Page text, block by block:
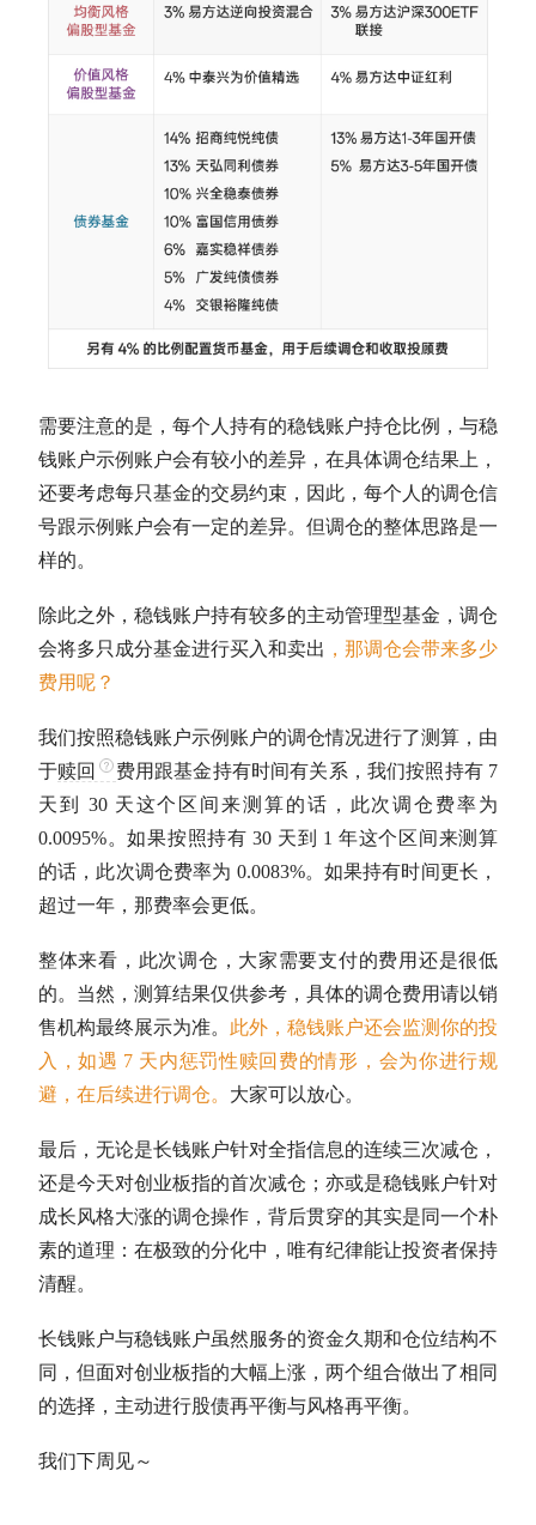
需要注意的是，每个人持有的稳钱账户持仓比例，与稳
钱账户示例账户会有较小的差异，在具体调仓结果上，
还要考虑每只基金的交易约束，因此，每个人的调仓信
号跟示例账户会有一定的差异。但调仓的整体思路是一
样的。
除此之外，稳钱账户持有较多的主动管理型基金，调仓
会将多只成分基金进行买入和卖出 ，那调仓会带来多少
费用呢？
我们按照稳钱账户示例账户的调仓情况进行了测算，由
于赎回
费用跟基金持有时间有关系，我们按照持有 7
天到 30 天这个区间来测算的话，此次调仓费率为
0.0095%。如果按照持有 30 天到 1 年这个区间来测算
的话，此次调仓费率为 0.0083%。如果持有时间更长，
超过一年，那费率会更低。
整体来看，此次调仓，大家需要支付的费用还是很低
的。当然，测算结果仅供参考，具体的调仓费用请以销
售机构最终展示为准。 此外，稳钱账户还会监测你的投
入，如遇 7 天内惩罚性赎回 费的情形，会为你进行规
避，在后续进行调仓。 大家可以放心。
最后，无论是长钱账户针对全指信息的连续三次减仓，
还是今天对创业板指的首次减仓；亦或是稳钱账户针对
成长风格大涨的调仓操作，背后贯穿的其实是同一个朴
素的道理：在极致的分化中，唯有纪律能让投资者保持
清醒。
长钱账户与稳钱账户虽然服务的资金久期和仓位结构不
同，但面对创业板指的大幅上涨，两个组合做出了相同
的选择，主动进行股债再平衡与风格再平衡。
我们下周见～